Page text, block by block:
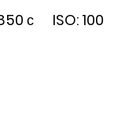
с ISO: 100